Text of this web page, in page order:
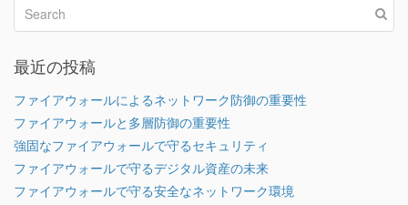
最近の投稿
ファイアウォールによるネットワーク防御の重要性
ファイアウォールと多層防御の重要性
強固なファイアウォールで守るセキュリティ
ファイアウォールで守るデジタル資産の未来
ファイアウォールで守る安全なネットワーク環境